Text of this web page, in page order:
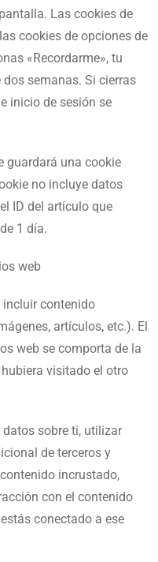
Las cookies de
cookies de opciones de
«Recordarme», tu
semanas. Si cierras
inicio de sesión se
guardará una cookie
no incluye datos
ID del artículo que
1 día.
web
incluir contenido
artículos, etc.). El
web se comporta de la
visitado el otro
sobre ti, utilizar
de terceros y
incrustado,
con el contenido
conectado a ese